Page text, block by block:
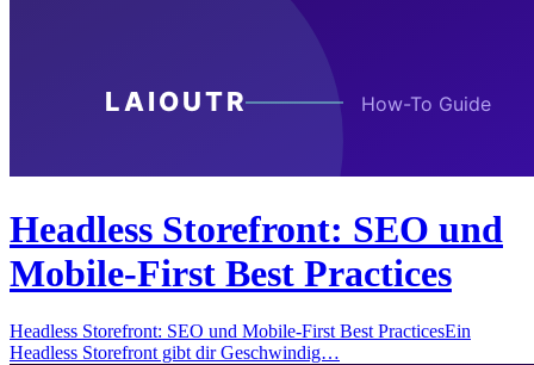
Headless Storefront: SEO und
Mobile-First Best Practices
Headless Storefront: SEO und Mobile-First Best PracticesEin
Headless Storefront gibt dir Geschwindig…